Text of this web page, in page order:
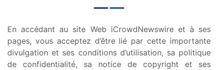
En accédant au site Web iCrowdNewswire et à ses
pages, vous acceptez d’être lié par cette importante
divulgation et ses conditions d’utilisation, sa politique
de confidentialité, sa notice de copyright et ses